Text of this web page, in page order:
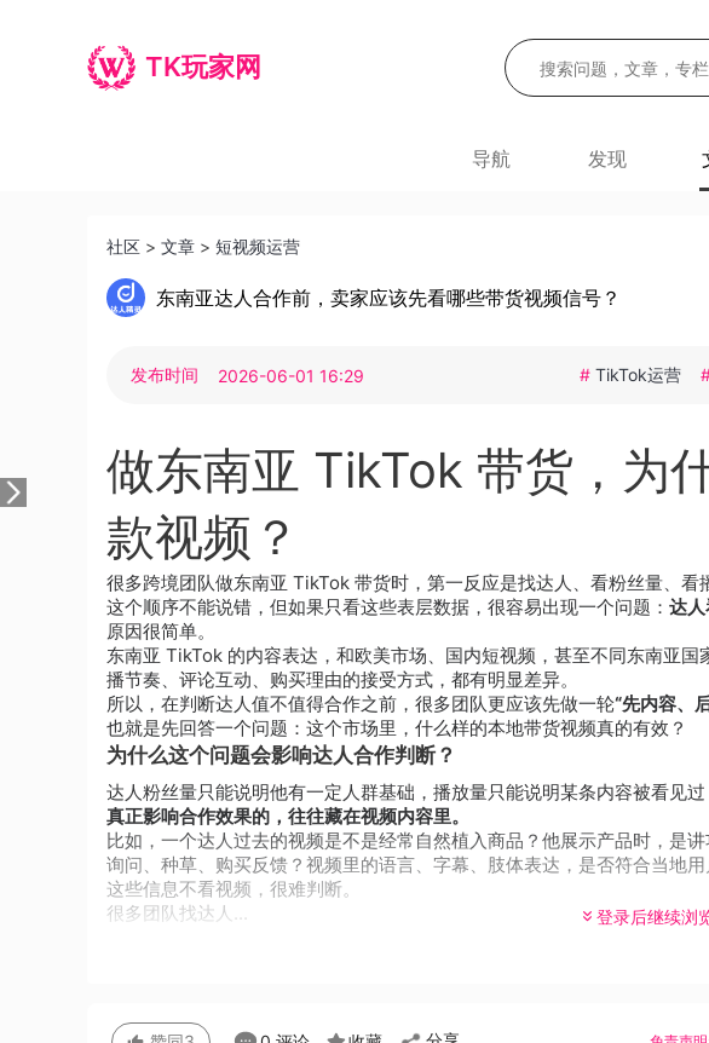
TK玩家网
导航 发现
社区 > 文章 > 短视频运营
东南亚达人合作前，卖家应该先看哪些带货视频信号？
发布时间 2026-06-01 16:29 # TikTok运营
做东南亚 TikTok 带货，为
款视频？
很多跨境团队做东南亚 TikTok 带货时，第一反应是找达人、看粉丝量、看
这个顺序不能说错，但如果只看这些表层数据，很容易出现一个问题： 达人
原因很简单。
东南亚 TikTok 的内容表达，和欧美市场、国内短视频，甚至不同东南亚
播节奏、评论互动、购买理由的接受方式，都有明显差异。
所以，在判断达人值不值得合作之前，很多团队更应该先做一轮“先内容、
也就是先回答一个问题：这个市场里，什么样的本地带货视频真的有效？
为什么这个问题会影响达人合作判断？
达人粉丝量只能说明他有一定人群基础，播放量只能说明某条内容被看见
真正影响合作效果的，往往藏在视频内容里。
比如，一个达人过去的视频是不是经常自然植入商品？他展示产品时，是
询问、种草、购买反馈？视频里的语言、字幕、肢体表达，是否符合当地用
这些信息不看视频，很难判断。
很多团队找达人...
登录后继续浏